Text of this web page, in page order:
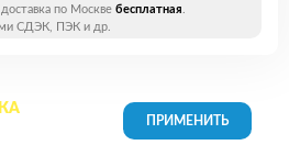
по Москве бесплатная.
СДЭК, ПЭК и др.
на все